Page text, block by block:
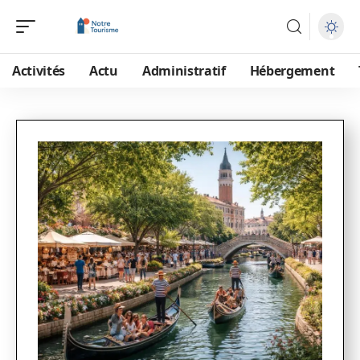
Activités Actu Administratif Hébergement